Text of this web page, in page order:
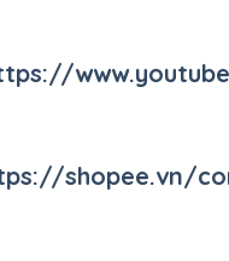
shopee.vn/